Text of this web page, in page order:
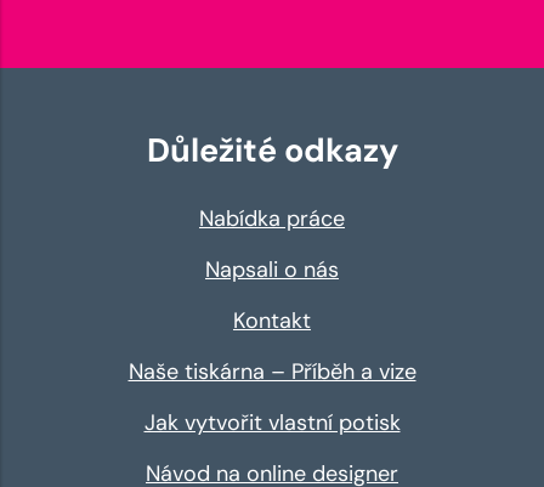
Důležité odkazy
Nabídka práce
Napsali o nás
Kontakt
Naše tiskárna – Příběh a vize
Jak vytvořit vlastní potisk
Návod na online designer